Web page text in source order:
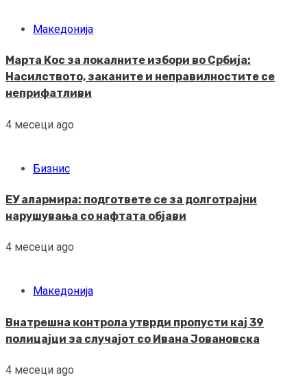
Македонија
Марта Кос за локалните избори во Србија:
Насилството, заканите и неправилностите се
неприфатливи
4 месеци ago
Бизнис
ЕУ алармира: подгответе се за долготрајни
нарушувања со нафтата објави
4 месеци ago
Македонија
Внатрешна контрола утврди пропусти кај 39
полицајци за случајот со Ивана Јовановска
4 месеци ago